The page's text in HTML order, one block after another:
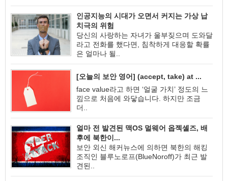
인공지능의 시대가 오면서 커지는 가상 납
치극의 위험
당신의 사랑하는 자녀가 울부짖으며 도와달
라고 전화를 했다면, 침착하게 대응할 확률
은 얼마나 될..
[오늘의 보안 영어] (accept, take) at ...
face value라고 하면 ‘얼굴 가치’ 정도의 느
낌으로 처음에 와닿습니다. 하지만 조금
더..
얼마 전 발견된 맥OS 멀웨어 옵젝셸즈, 배
후에 북한이...
보안 외신 해커뉴스에 의하면 북한의 해킹
조직인 블루노로프(BlueNoroff)가 최근 발
견된..